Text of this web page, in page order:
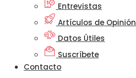
Entrevistas
Artículos de Opinión
Datos Útiles
Suscríbete
Contacto